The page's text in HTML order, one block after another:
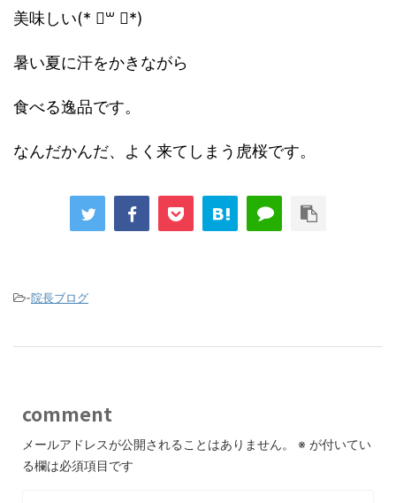
美味しい(* ॑꒳ ॑*)
暑い夏に汗をかきながら
食べる逸品です。
なんだかんだ、よく来てしまう虎桜です。
-院長ブログ
comment
メールアドレスが公開されることはありません。 ※ が付いてい
る欄は必須項目です